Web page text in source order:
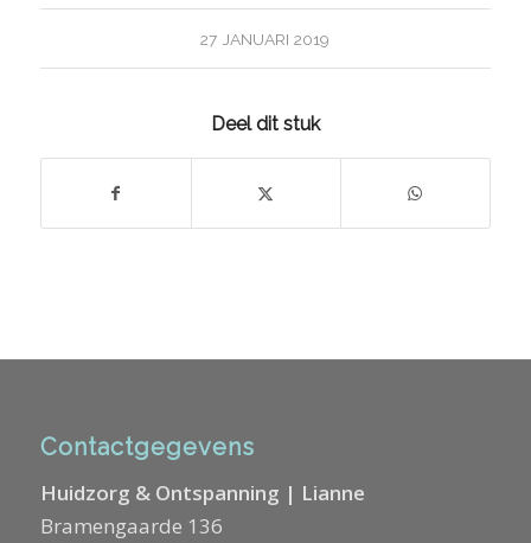
27 JANUARI 2019
Deel dit stuk
Contactgegevens
Huidzorg & Ontspanning | Lianne
Bramengaarde 136